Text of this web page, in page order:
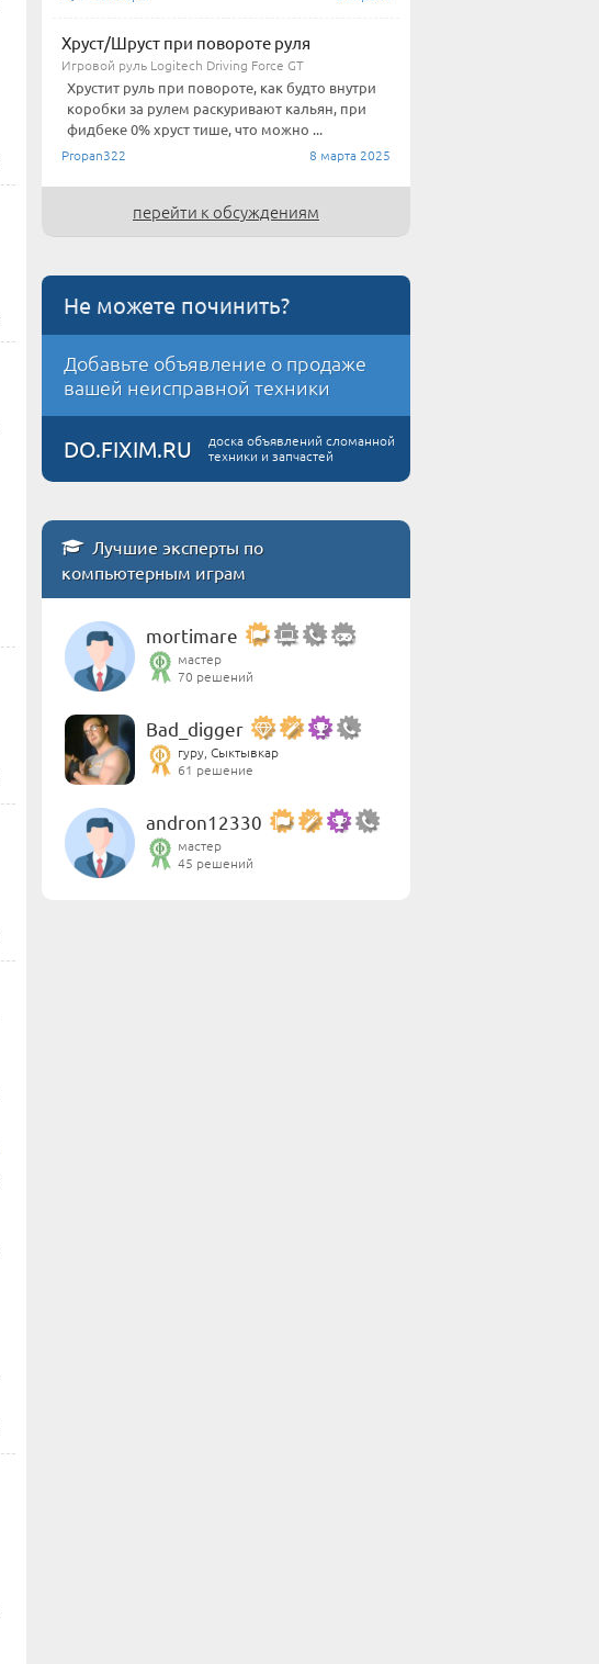
Хруст/Шруст при повороте руля
Игровой руль Logitech Driving Force GT
Хрустит руль при повороте, как будто внутри
коробки за рулем раскуривают кальян, при
фидбеке 0% хруст тише, что можно ...
Propan322 8 марта 2025
перейти к обсуждениям
Не можете починить?
Добавьте объявление о продаже
вашей неисправной техники
DO.FIXIM.RU
доска объявлений сломанной
техники и запчастей
Лучшие эксперты по
компьютерным играм
mortimare
мастер
70 решений
Bad_digger
гуру, Сыктывкар
61 решение
andron12330
мастер
45 решений